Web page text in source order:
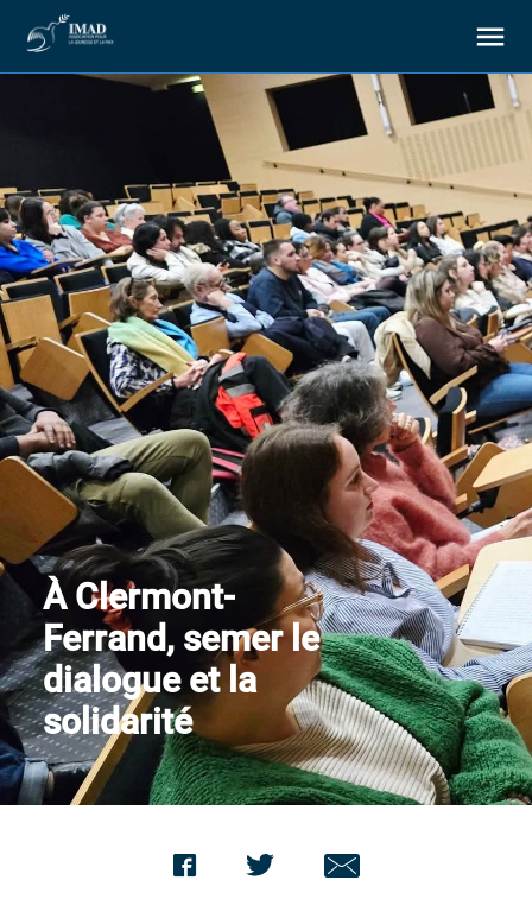
About us
Our goals
Our actions
Resources
Support us
Contact us
À Clermont-
Ferrand, semer le
dialogue et la
solidarité